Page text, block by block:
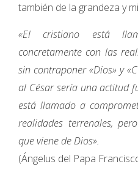
también de la grandeza y
«El cristiano está
concretamente con las
sin contraponer «Dios» y
al César sería una actitud
está llamado a
realidades terrenales,
que viene de Dios».
(Ángelus del Papa